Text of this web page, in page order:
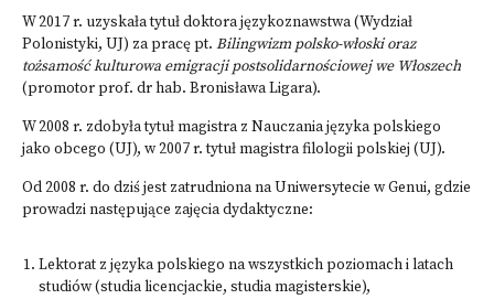
W 2017 r. uzyskała tytuł doktora językoznawstwa (Wydział
Polonistyki, UJ) za pracę pt. Bilingwizm polsko-włoski oraz
tożsamość kulturowa emigracji postsolidarnościowej we Włoszech
(promotor prof. dr hab. Bronisława Ligara).
W 2008 r. zdobyła tytuł magistra z Nauczania języka polskiego
jako obcego (UJ), w 2007 r. tytuł magistra filologii polskiej (UJ).
Od 2008 r. do dziś jest zatrudniona na Uniwersytecie w Genui, gdzie
prowadzi następujące zajęcia dydaktyczne:
Lektorat z języka polskiego na wszystkich poziomach i latach
studiów (studia licencjackie, studia magisterskie),